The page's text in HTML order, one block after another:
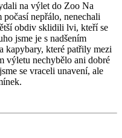
na výlet do Zoo Na
nepřálo, nenechali
obdiv sklidili lvi, kteří se
jsme je s nadšením
kapybary, které patřily mezi
výletu nechybělo ani dobré
se vraceli unavení, ale